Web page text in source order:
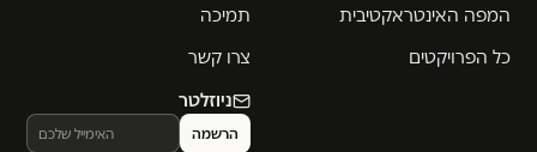
המפה האינטראקטיבית
כל הפרויקטים
תמיכה
צרו קשר
ניוזלטר